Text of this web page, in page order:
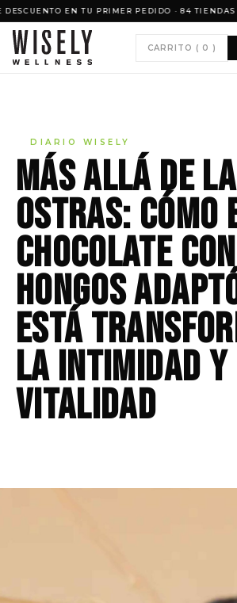
TU PRIMER PEDIDO · 84 TIENDAS EN CANADÁ
CARRITO ( 0 )
DIARIO WISELY
Más allá de
ostras: cómo
chocolate con
hongos
está
la intimidad
vitalidad